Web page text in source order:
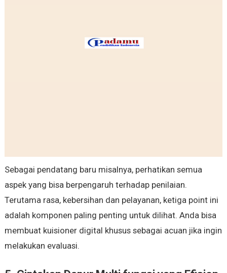
Sebagai pendatang baru misalnya, perhatikan semua
aspek yang bisa berpengaruh terhadap penilaian.
Terutama rasa, kebersihan dan pelayanan, ketiga point ini
adalah komponen paling penting untuk dilihat. Anda bisa
membuat kuisioner digital khusus sebagai acuan jika ingin
melakukan evaluasi.